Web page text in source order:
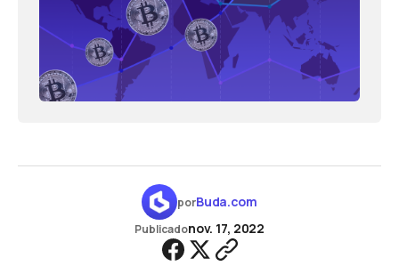
porBuda.com
Publicadonov. 17, 2022